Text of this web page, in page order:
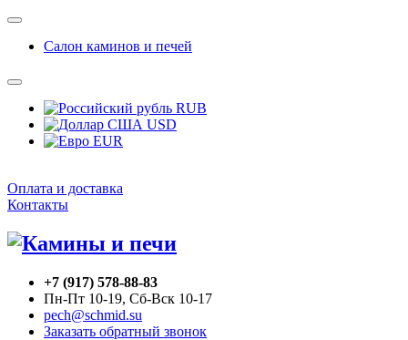
Салон каминов и печей
RUB
USD
EUR
Оплата и доставка
Контакты
+7 (917) 578-88-83
Пн-Пт 10-19, Сб-Вск 10-17
pech@schmid.su
Заказать обратный звонок